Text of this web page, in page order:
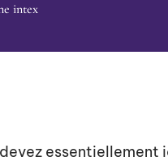
intex
essentiellement